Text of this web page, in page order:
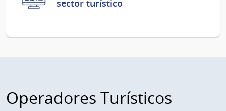
sector turístico
Operadores Turísticos